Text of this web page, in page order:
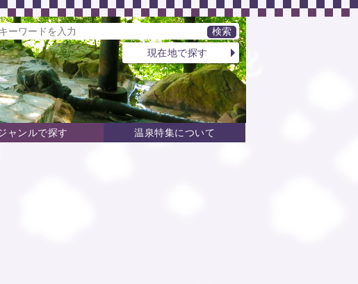
ャンルで探す 温泉特集について
現在地で探す